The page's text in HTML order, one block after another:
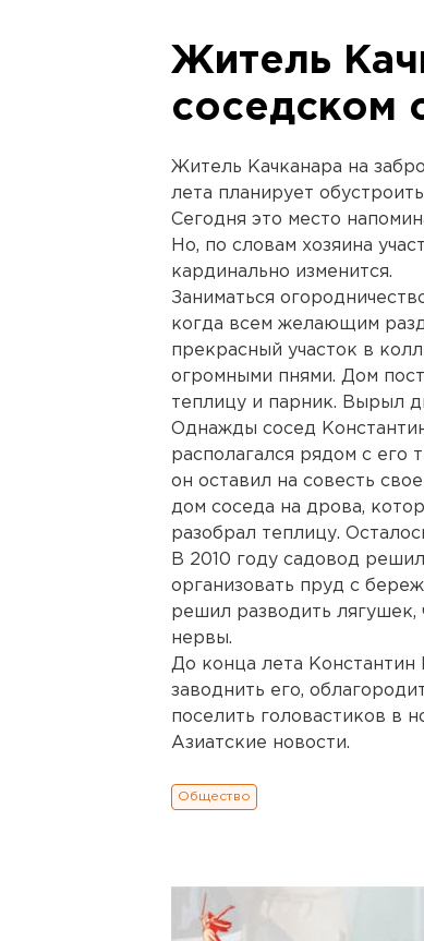
Житель
соседском
Житель Качканара на
лета планирует
Сегодня это место
Но, по словам хозяина
кардинально изменится.
Заниматься
когда всем желающим
прекрасный участок в
огромными пнями. Дом
теплицу и парник. Вырыл
Однажды сосед
располагался рядом с его
он оставил на совесть
дом соседа на дрова,
разобрал теплицу.
В 2010 году садовод
организовать пруд с
решил разводить лягушек,
нервы.
До конца лета Константин
заводнить его,
поселить головастиков в
Азиатские новости.
Общество